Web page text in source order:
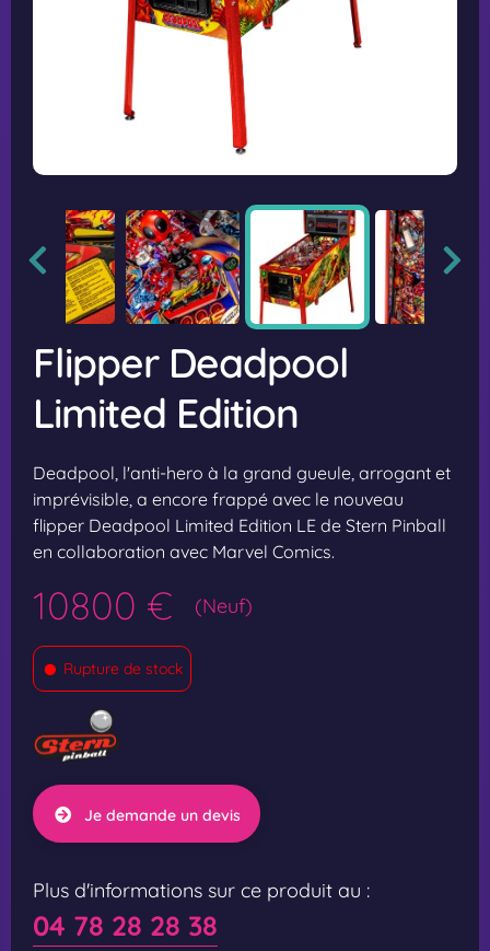
Flipper Deadpool
Limited Edition
Deadpool, l'anti-hero à la grand gueule, arrogant et
imprévisible, a encore frappé avec le nouveau
flipper Deadpool Limited Edition LE de Stern Pinball
en collaboration avec Marvel Comics.
10800 € (Neuf)
• Rupture de stock
Je demande un devis
Plus d'informations sur ce produit au :
04 78 28 28 38